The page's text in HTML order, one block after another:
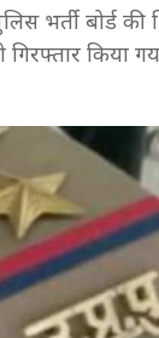
भर्ती बोर्ड
किया